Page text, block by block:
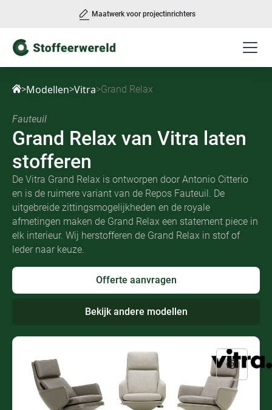
Maatwerk voor projectinrichters
>Modellen>Vitra>Grand Relax
Fauteuil
Grand Relax van Vitra laten
stofferen
De Vitra Grand Relax is ontworpen door Antonio Citterio
en is de ruimere variant van de Repos Fauteuil. De
uitgebreide zittingsmogelijkheden en de royale
afmetingen maken de Grand Relax een statement piece in
elk interieur. Wij herstofferen de Grand Relax in stof of
leder naar keuze.
Offerte aanvragen
Bekijk andere modellen